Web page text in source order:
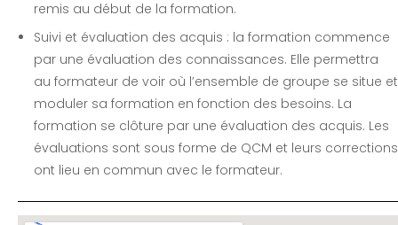
remis au début de la formation.
Suivi et évaluation des acquis : la formation commence
par une évaluation des connaissances. Elle permettra
au formateur de voir où l’ensemble de groupe se situe et
moduler sa formation en fonction des besoins. La
formation se clôture par une évaluation des acquis. Les
évaluations sont sous forme de QCM et leurs corrections
ont lieu en commun avec le formateur.